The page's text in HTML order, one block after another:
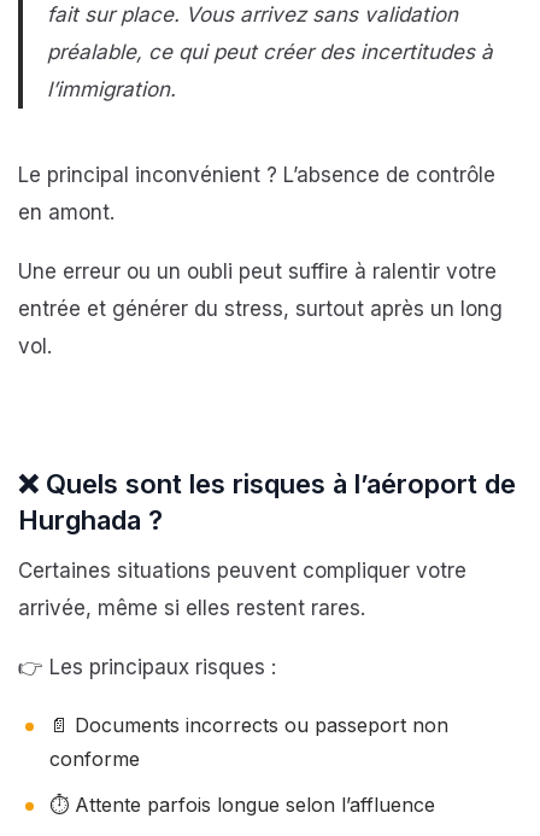
fait sur place. Vous arrivez sans validation
préalable, ce qui peut créer des incertitudes à
l’immigration.
Le principal inconvénient ? L’absence de contrôle
en amont.
Une erreur ou un oubli peut suffire à ralentir votre
entrée et générer du stress, surtout après un long
vol.
❌ Quels sont les risques à l’aéroport de
Hurghada ?
Certaines situations peuvent compliquer votre
arrivée, même si elles restent rares.
👉 Les principaux risques :
📄 Documents incorrects ou passeport non
conforme
⏱️ Attente parfois longue selon l’affluence